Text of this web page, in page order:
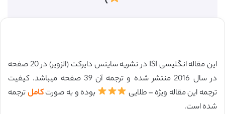
این مقاله انگلیسی ISI در نشریه ساینس دایرکت (الزویر) در 20 صفحه
در سال 2016 منتشر شده و ترجمه آن 39 صفحه میباشد. کیفیت
ترجمه این مقاله ویژه – طلایی
بوده و به صورتکاملترجمه
شده است.